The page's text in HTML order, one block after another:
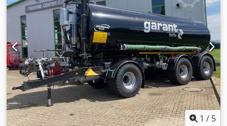
asiento. Unidad de corte con posibilidad de montaje
frontal y lateral. Segadora de grandes superficies. Ancho
de corte aprox. 3,00 m. PARA NOSOTROS, EL ESTADO
GENERAL Y LA IMPRESIÓN PERSONAL SON DECISIVOS. EL
PRECIO ES SECUNDARIO. Para más información, puede
contactar con el Sr. Faller en el número facilitado.
//*¡POSIBILIDAD DE CAMBIO, ACEPTAMOS SU VEHÍCULO
COMO PARTE DE PAGO O PARA AVAL, ASÍ COMO
FINANCIACIÓN! Toda la información sin garantía. Puede
encontrar más ofertas en nuestra página web. La
descripción y los datos indicados no constituyen una
1 / 5